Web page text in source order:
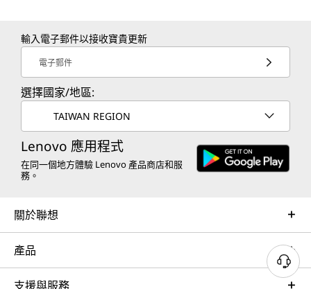
輸入電子郵件以接收寶貴更新
電子郵件
選擇國家/地區:
TAIWAN REGION
Lenovo 應用程式
在同一個地方體驗 Lenovo 產品商店和服
務。
關於聯想
產品
支援與服務